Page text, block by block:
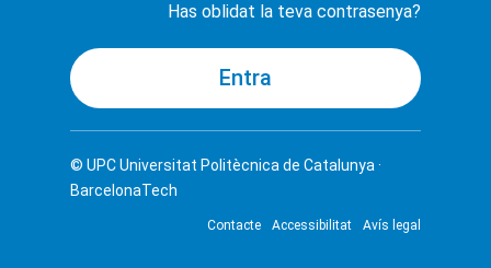
Has oblidat la teva contrasenya?
© UPCUniversitat Politècnica de Catalunya ·
BarcelonaTech
Contacte Accessibilitat Avís legal